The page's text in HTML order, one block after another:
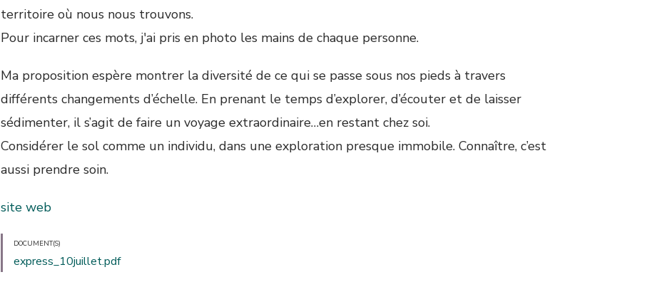
territoire où nous nous trouvons.
Pour incarner ces mots, j'ai pris en photo les mains de chaque personne.
Ma proposition espère montrer la diversité de ce qui se passe sous nos pieds à travers
différents changements d’échelle. En prenant le temps d’explorer, d’écouter et de laisser
sédimenter, il s’agit de faire un voyage extraordinaire…en restant chez soi.
Considérer le sol comme un individu, dans une exploration presque immobile. Connaître, c’est
aussi prendre soin.
site web
DOCUMENT(S)
express_10juillet.pdf